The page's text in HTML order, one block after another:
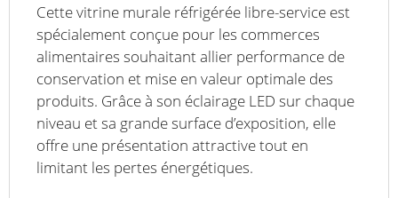
Cette vitrine murale réfrigérée libre-service est
spécialement conçue pour les commerces
alimentaires souhaitant allier performance de
conservation et mise en valeur optimale des
produits. Grâce à son éclairage LED sur chaque
niveau et sa grande surface d’exposition, elle
offre une présentation attractive tout en
limitant les pertes énergétiques.